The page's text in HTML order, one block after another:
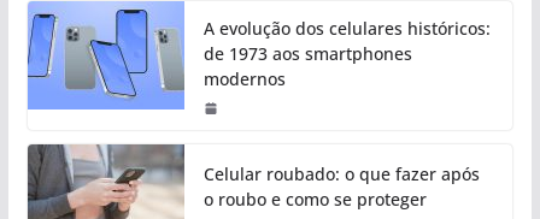
A evolução dos celulares históricos:
de 1973 aos smartphones
modernos
Celular roubado: o que fazer após
o roubo e como se proteger